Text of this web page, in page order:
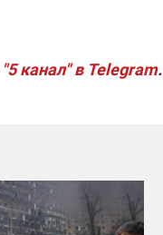
"5 канал" в Telegram.